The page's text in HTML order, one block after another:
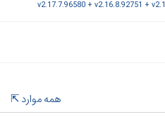
v2.17.7.96580 + v2.16.8.92751 +
همه موارد